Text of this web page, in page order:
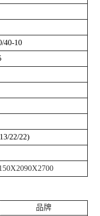
40-10
22/22)
品牌